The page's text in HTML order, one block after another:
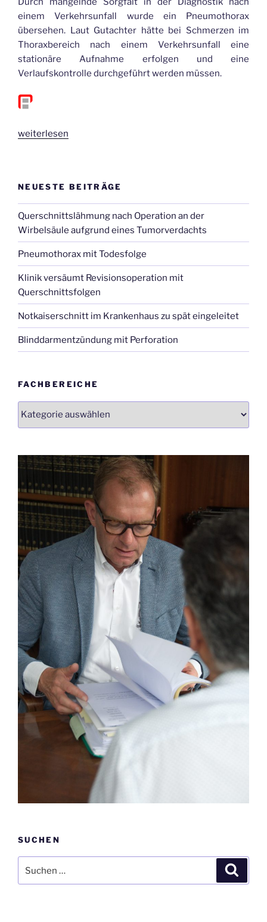
einem Verkehrsunfall wurde ein Pneumothorax
übersehen. Laut Gutachter hätte bei Schmerzen im
Thoraxbereich nach einem Verkehrsunfall eine
stationäre Aufnahme erfolgen und eine
Verlaufskontrolle durchgeführt werden müssen.
„Pneumothorax
weiterlesen
NEUESTE BEITRÄGE
Querschnittslähmung nach Operation an der
Wirbelsäule aufgrund eines Tumorverdachts
Pneumothorax mit Todesfolge
Klinik versäumt Revisionsoperation mit
Querschnittsfolgen
Notkaiserschnitt im Krankenhaus zu spät eingeleitet
Blinddarmentzündung mit Perforation
FACHBEREICHE
SUCHEN
nach: